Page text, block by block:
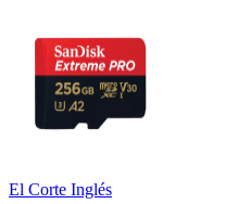
El Corte Inglés